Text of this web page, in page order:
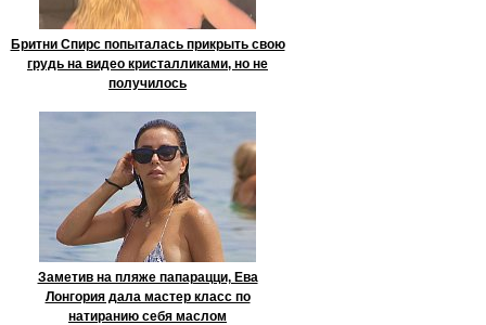
Бритни Спирс попыталась прикрыть свою
грудь на видео кристалликами, но не
получилось
Заметив на пляже папарацци, Ева
Лонгория дала мастер класс по
натиранию себя маслом